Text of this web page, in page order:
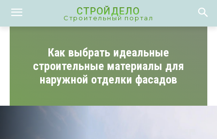
СТРОЙДЕЛО
Строительный портал
Как выбрать идеальные
строительные материалы для
наружной отделки фасадов